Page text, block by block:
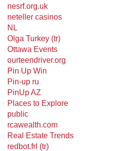
nesrf.org.uk
neteller casinos
NL
Olga Turkey (tr)
Ottawa Events
ourteendriver.org
Pin Up Win
Pin-up ru
PinUp AZ
Places to Explore
public
rcawealth.com
Real Estate Trends
redbot.frl (tr)